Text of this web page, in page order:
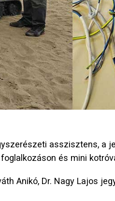
asszisztens, a
és mini
Anikó, Dr. Nagy Lajos